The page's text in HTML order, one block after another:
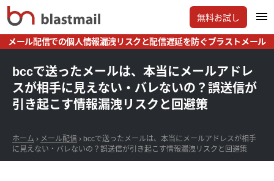
無料お試し
メール配信での個人情報漏洩リスクと配信遅延を防ぐブラストメール
bccで送ったメールは、本当にメールアドレ
スが相手に見えない・バレないの？誤送信が
引き起こす情報漏洩リスクと回避策
ホーム › メール配信 › bccで送ったメールは、本当にメールアドレスが相手
に見えない・バレないの？誤送信が引き起こす情報漏洩リスクと回避策